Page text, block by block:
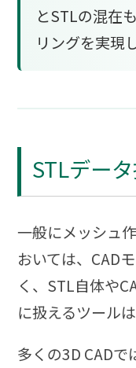
とSTLの混在
リングを実現
STLデー
一般にメッシュ
おいては、CAD
く、STL自体や
に扱えるツール
多くの3D CADで